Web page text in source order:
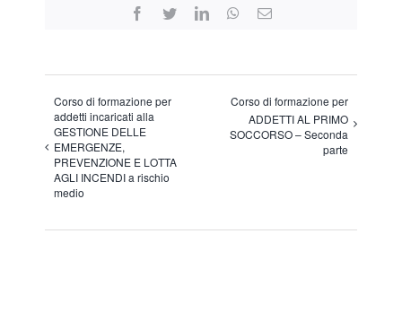
Facebook
Twitter LinkedInWhatsApp
Corso di formazione per
addetti incaricati alla
GESTIONE DELLE
EMERGENZE,
PREVENZIONE E LOTTA
AGLI INCENDI a rischio
medio
Corso di formazione per
ADDETTI AL PRIMO
SOCCORSO – Seconda
parte